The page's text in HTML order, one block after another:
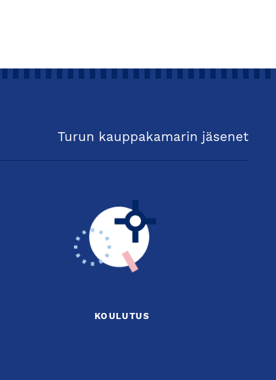
Turun kauppakamarin jäsenet
KOULUTUS